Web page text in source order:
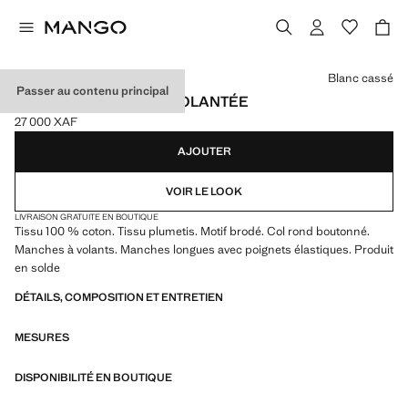
Passer au contenu principal
BLOUSE À PLUMETIS VOLANTÉE
Prix actuel [27 000 XAF ]
27 000 XAF
Choisissez une couleur
Blanc cassé
AJOUTER
VOIR LE LOOK
LIVRAISON GRATUITE EN BOUTIQUE
Tissu 100 % coton. Tissu plumetis. Motif brodé. Col rond boutonné.
Manches à volants. Manches longues avec poignets élastiques. Produit
en solde
DÉTAILS, COMPOSITION ET ENTRETIEN
MESURES
DISPONIBILITÉ EN BOUTIQUE